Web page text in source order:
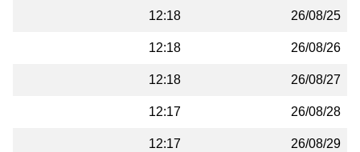
26/08/25
12:18
26/08/26
12:18
26/08/27
12:18
26/08/28
12:17
26/08/29
12:17